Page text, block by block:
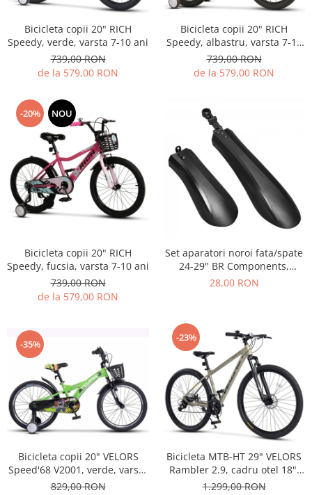
18" (varsta 5-7 ani)
16" (varsta 4-6 ani)
14" (varsta 3-5 ani)
12" (varsta 2-4 ani)
BALANCE BIKE (varsta 2-3 ani)
ALTE ACCESORII
SUPORTI/STANDURI
SCAUNE COPII
ANVELOPE SI CAMERE
CADRE SI PIESE
DIRECTIE
FRANE
FURCI SI AMORTIZOARE
PEDALE SI ACCESORII
PIESE E-BIKE
RULMENTI
SEI SI COMPONENTE
TRANSMISIE
INCALTAMINTE
HUSE PANTOFI
PANTOFI CASUAL
MANUSI
OCHELARI
OCHELARI CASUAL
OCHELARI CICLISM
PROTECTII/ARMURI
PROTECTII GENUNCHI
ALTE PROTECTII
PANTALONI PROTECTIE
SEPCI /CACIULI / BANDANE
BANDANE
CACIULI
MASTI/CAGULE
SEPCI
PROSOAPE FITNESS/YOGA
BANDAJE/PROTECTII/RECUPERARE
SALTELE/COVOARE/PAVAJE
MASAJ
Bicicleta copii 20" RICH
Speedy, verde, varsta 7-10 ani
739,00 RON
de la 579,00 RON
Bicicleta copii 20" RICH
Speedy, albastru, varsta 7-10
ani
739,00 RON
de la 579,00 RON
-20% NOU
Bicicleta copii 20" RICH
Speedy, fucsia, varsta 7-10 ani
739,00 RON
de la 579,00 RON
Set aparatori noroi fata/spate
24-29" BR Components,
plastic, negre
28,00 RON
-35%
Bicicleta copii 20" VELORS
Speed'68 V2001, verde, varsta
7-10 ani
829,00 RON
-23%
Bicicleta MTB-HT 29" VELORS
Rambler 2.9, cadru otel 18",
manete secventiale, frane
1.299,00 RON